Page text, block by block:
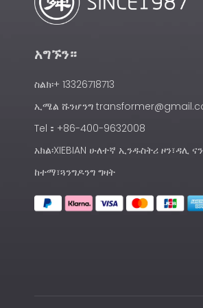
አግኙን።
ስልክ፡+ 13326718713
ኢሜል ሹንሆንግ
Tel：+86-400-9632008
አክል፡XIEBIAN ሁለተኛ ኢንዱስትሪ ዞን፣ዳሊ
ከተማ፣ጓንግዶንግ ግዛት